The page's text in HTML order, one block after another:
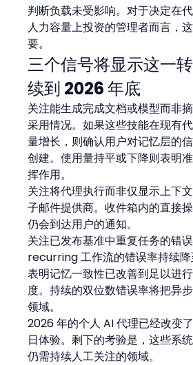
判断负载未受影响。对于决定在
人力容量上投资的管理者而言，
要。
三个信号将显示这一
续到 2026 年底
关注能生成完成文档或模型而非
采用情况。如果这些技能在现有
量增长，则确认用户对记忆层的
创建。使用量持平或下降则表明
挥作用。
关注将代理执行而非仅显示上下
子邮件提供商。收件箱内的直接
仍会到达用户的通知。
关注已发布基准中重复任务的错
recurring 工作流的错误率持续降
表明记忆一致性已改善到足以进
度。持续的双位数错误率将把异
领域。
2026 年的个人 AI 代理已经改变
日体验。剩下的考验是，这些系
仍需持续人工关注的领域。